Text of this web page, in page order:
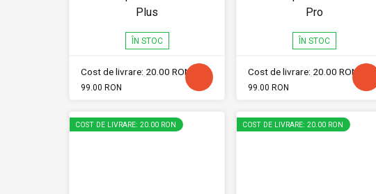
Plus
ÎN STOC
Cost de livrare: 20.00 RON
99.00 RON
Pro
ÎN STOC
Cost de livrare: 20.00 RON
99.00 RON
COST DE LIVRARE: 20.00 RON COST DE LIVRARE: 20.00 RON